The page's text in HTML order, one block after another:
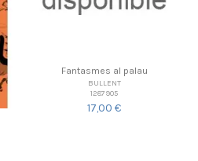
Fantasmes al palau
BULLENT
1287905
17,00 €